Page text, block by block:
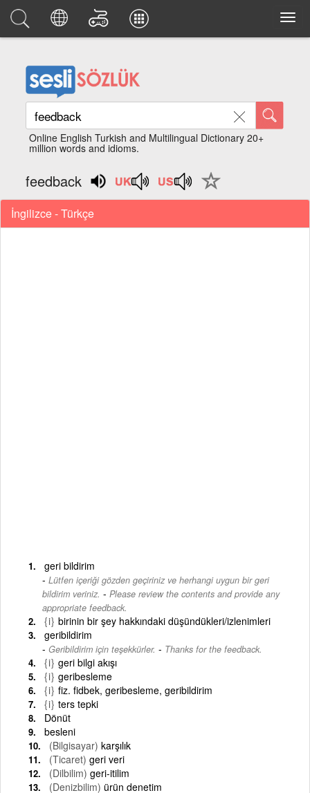
Online English Turkish and Multilingual Dictionary 20+
million words and idioms.
feedback
İngilizce - Türkçe
geri bildirim
Lütfen içeriği gözden geçiriniz ve herhangi uygun bir geri
bildirim veriniz. - Please review the contents and provide any
appropriate feedback.
{i} birinin bir şey hakkındaki düşündükleri/izlenimleri
geribildirim
Geribildirim için teşekkürler. - Thanks for the feedback.
{i} geri bilgi akışı
{i} geribesleme
{i} fiz. fidbek, geribesleme, geribildirim
{i} ters tepki
Dönüt
besleni
(Bilgisayar) karşılık
(Ticaret) geri veri
(Dilbilim) geri-itilim
(Denizbilim) ürün denetim